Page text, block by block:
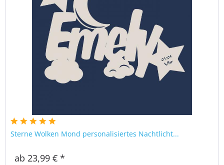
Sterne Wolken Mond personalisiertes Nachtlicht...
ab 23,99 € *